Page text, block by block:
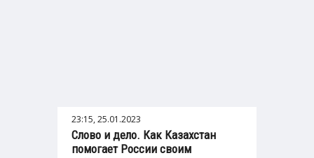
23:15, 25.01.2023
Слово и дело. Как Казахстан
помогает России своим